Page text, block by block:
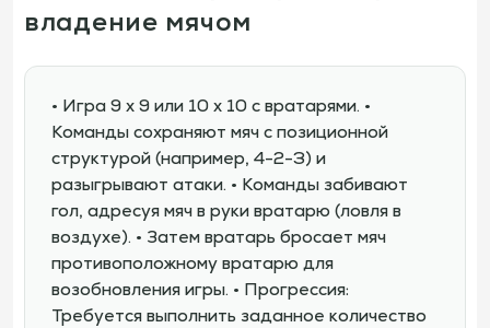
владение мячом
• Игра 9 х 9 или 10 х 10 с вратарями. •
Команды сохраняют мяч с позиционной
структурой (например, 4-2-3) и
разыгрывают атаки. • Команды забивают
гол, адресуя мяч в руки вратарю (ловля в
воздухе). • Затем вратарь бросает мяч
противоположному вратарю для
возобновления игры. • Прогрессия:
Требуется выполнить заданное количество